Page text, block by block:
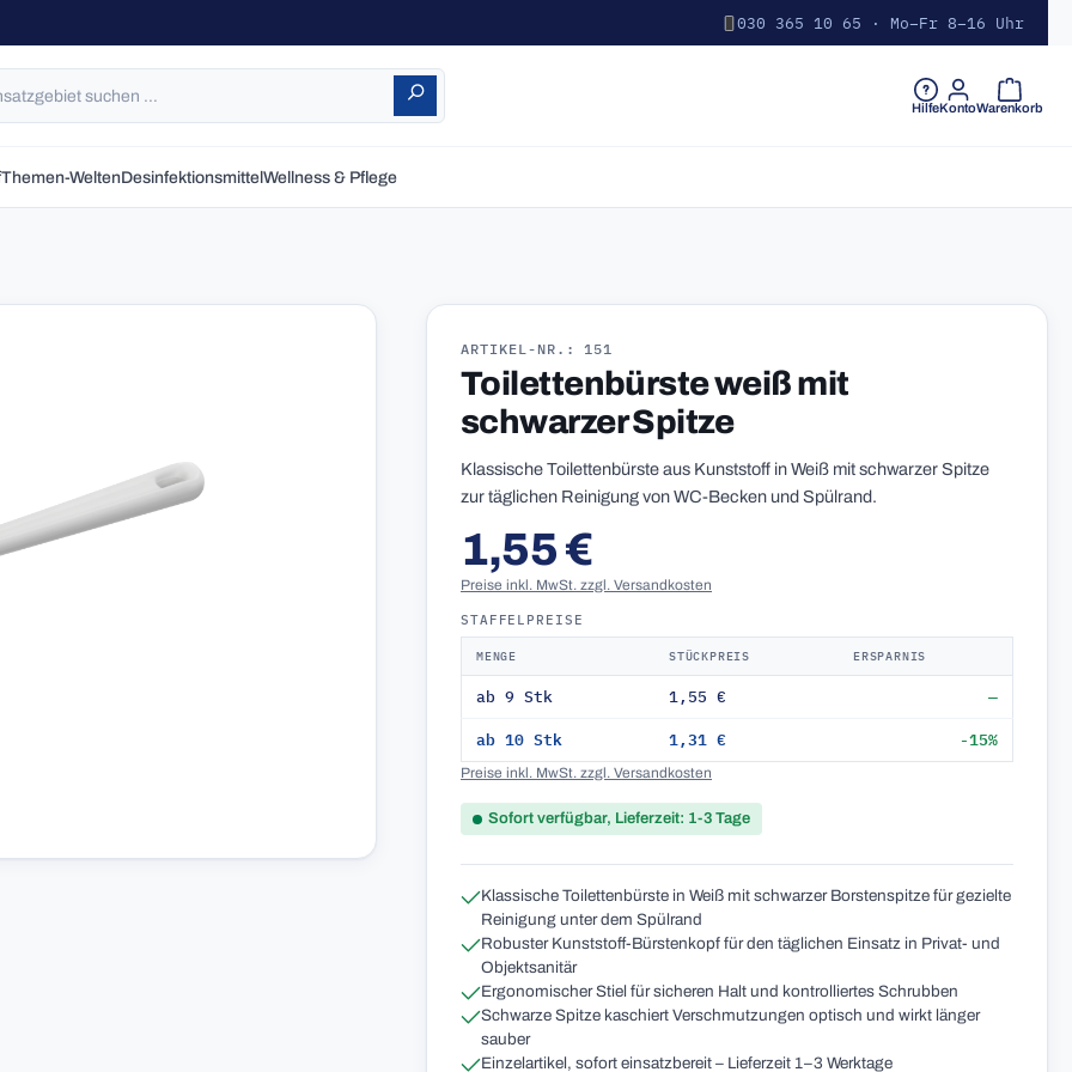
030 365 10 65 · Mo–Fr 8–16 Uhr
HilfeKontoWarenkorb
Themen-WeltenDesinfektionsmittelWellness & Pflege
ARTIKEL-NR.: 151
Toilettenbürste weiß mit
schwarzer Spitze
Klassische Toilettenbürste aus Kunststoff in Weiß mit schwarzer Spitze
zur täglichen Reinigung von WC-Becken und Spülrand.
1,55 €
Preise inkl. MwSt. zzgl. Versandkosten
STAFFELPREISE
MENGE STÜCKPREIS ERSPARNIS
ab 9 Stk 1,55 € —
ab 10 Stk 1,31 € -15%
Preise inkl. MwSt. zzgl. Versandkosten
Sofort verfügbar, Lieferzeit: 1-3 Tage
Klassische Toilettenbürste in Weiß mit schwarzer Borstenspitze für gezielte
Reinigung unter dem Spülrand
Robuster Kunststoff-Bürstenkopf für den täglichen Einsatz in Privat- und
Objektsanitär
Ergonomischer Stiel für sicheren Halt und kontrolliertes Schrubben
Schwarze Spitze kaschiert Verschmutzungen optisch und wirkt länger
sauber
Einzelartikel, sofort einsatzbereit – Lieferzeit 1–3 Werktage